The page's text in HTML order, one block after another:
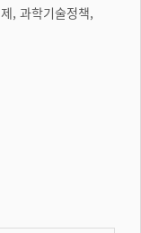
, 과학기술정책,